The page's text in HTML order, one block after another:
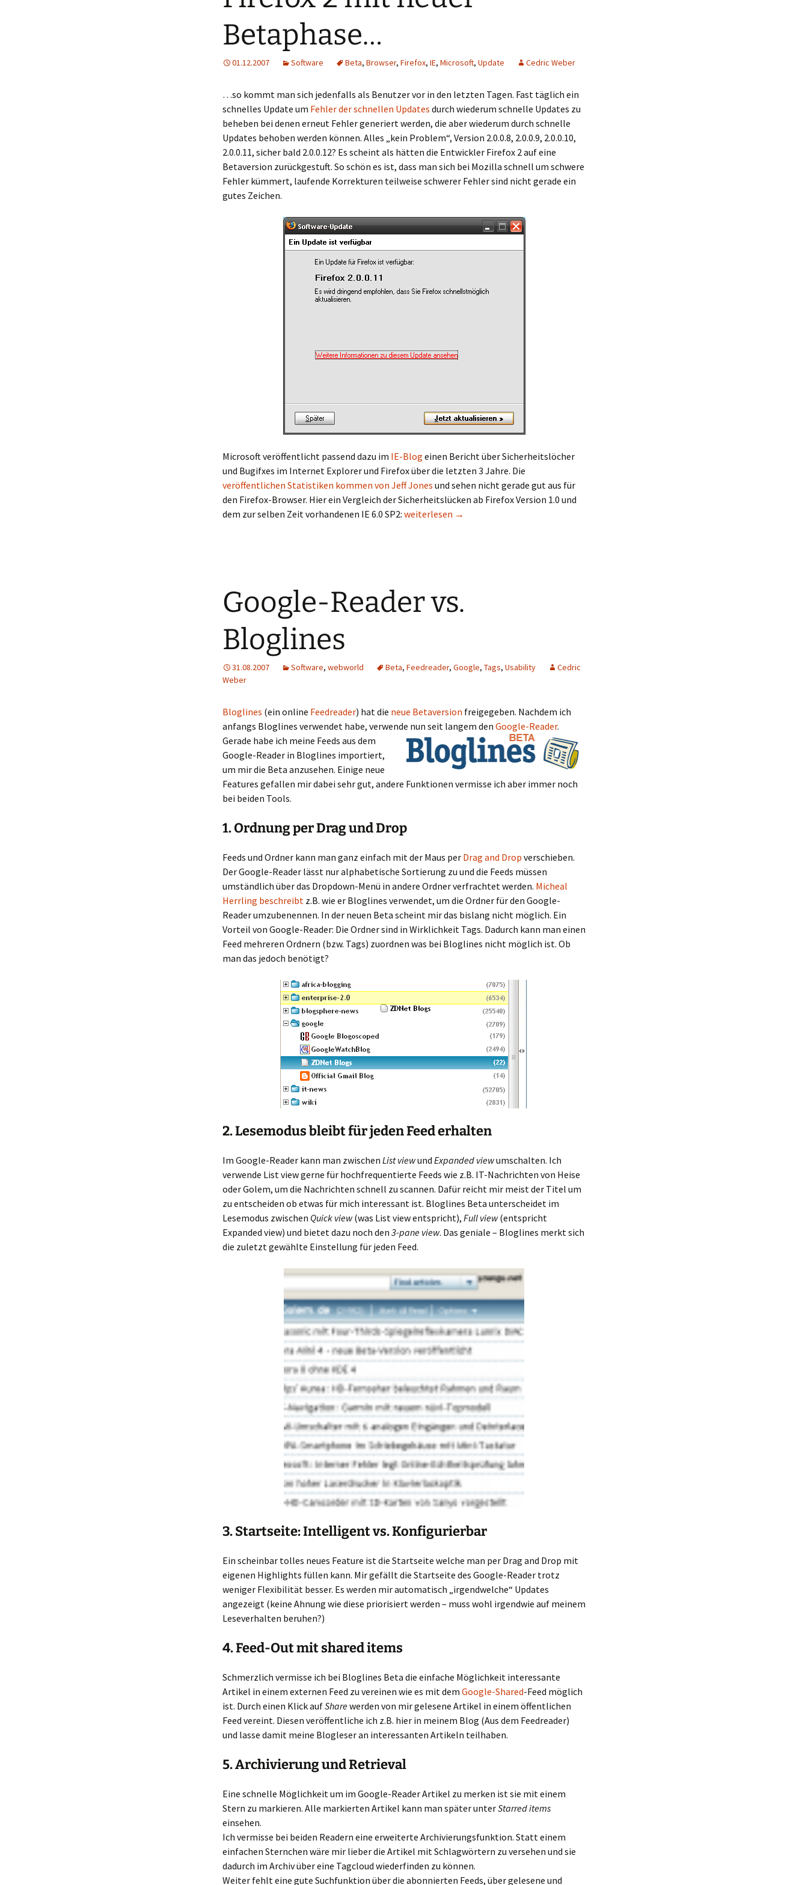
Betaphase…
01.12.2007 Software Beta, Browser, Firefox, IE, Microsoft, Update Cedric Weber
…so kommt man sich jedenfalls als Benutzer vor in den letzten Tagen. Fast täglich ein
schnelles Update um Fehler der schnellen Updates durch wiederum schnelle Updates zu
beheben bei denen erneut Fehler generiert werden, die aber wiederum durch schnelle
Updates behoben werden können. Alles „kein Problem“, Version 2.0.0.8, 2.0.0.9, 2.0.0.10,
2.0.0.11, sicher bald 2.0.0.12? Es scheint als hätten die Entwickler Firefox 2 auf eine
Betaversion zurückgestuft. So schön es ist, dass man sich bei Mozilla schnell um schwere
Fehler kümmert, laufende Korrekturen teilweise schwerer Fehler sind nicht gerade ein
gutes Zeichen.
Microsoft veröffentlicht passend dazu im IE-Blog einen Bericht über Sicherheitslöcher
und Bugifxes im Internet Explorer und Firefox über die letzten 3 Jahre. Die
veröffentlichen Statistiken kommen von Jeff Jones und sehen nicht gerade gut aus für
den Firefox-Browser. Hier ein Vergleich der Sicherheitslücken ab Firefox Version 1.0 und
dem zur selben Zeit vorhandenen IE 6.0 SP2: Firefox 2 mit neuer Betaphase…
weiterlesen →
Google-Reader vs.
Bloglines
31.08.2007 Software, webworld Beta, Feedreader, Google, Tags, Usability
Cedric
Weber
Bloglines (ein online Feedreader) hat die neue Betaversion freigegeben. Nachdem ich
anfangs Bloglines verwendet habe, verwende nun seit langem den Google-Reader.
Gerade habe ich meine Feeds aus dem
Google-Reader in Bloglines importiert,
um mir die Beta anzusehen. Einige neue
Features gefallen mir dabei sehr gut, andere Funktionen vermisse ich aber immer noch
bei beiden Tools.
1. Ordnung per Drag und Drop
Feeds und Ordner kann man ganz einfach mit der Maus per Drag and Drop verschieben.
Der Google-Reader lässt nur alphabetische Sortierung zu und die Feeds müssen
umständlich über das Dropdown-Menü in andere Ordner verfrachtet werden. Micheal
Herrling beschreibt z.B. wie er Bloglines verwendet, um die Ordner für den Google-
Reader umzubenennen. In der neuen Beta scheint mir das bislang nicht möglich. Ein
Vorteil von Google-Reader: Die Ordner sind in Wirklichkeit Tags. Dadurch kann man einen
Feed mehreren Ordnern (bzw. Tags) zuordnen was bei Bloglines nicht möglich ist. Ob
man das jedoch benötigt?
2. Lesemodus bleibt für jeden Feed erhalten
Im Google-Reader kann man zwischen List viewund Expanded viewumschalten. Ich
verwende List view gerne für hochfrequentierte Feeds wie z.B. IT-Nachrichten von Heise
oder Golem, um die Nachrichten schnell zu scannen. Dafür reicht mir meist der Titel um
zu entscheiden ob etwas für mich interessant ist. Bloglines Beta unterscheidet im
Lesemodus zwischen Quick view(was List view entspricht), Full view(entspricht
Expanded view) und bietet dazu noch den 3-pane view. Das geniale – Bloglines merkt sich
die zuletzt gewählte Einstellung für jeden Feed.
3. Startseite: Intelligent vs. Konfigurierbar
Ein scheinbar tolles neues Feature ist die Startseite welche man per Drag and Drop mit
eigenen Highlights füllen kann. Mir gefällt die Startseite des Google-Reader trotz
weniger Flexibilität besser. Es werden mir automatisch „irgendwelche“ Updates
angezeigt (keine Ahnung wie diese priorisiert werden – muss wohl irgendwie auf meinem
Leseverhalten beruhen?)
4. Feed-Out mit shared items
Schmerzlich vermisse ich bei Bloglines Beta die einfache Möglichkeit interessante
Artikel in einem externen Feed zu vereinen wie es mit dem Google-Shared-Feed möglich
ist. Durch einen Klick aufSharewerden von mir gelesene Artikel in einem öffentlichen
Feed vereint. Diesen veröffentliche ich z.B. hier in meinem Blog (Aus dem Feedreader)
und lasse damit meine Blogleser an interessanten Artikeln teilhaben.
5. Archivierung und Retrieval
Eine schnelle Möglichkeit um im Google-Reader Artikel zu merken ist sie mit einem
Stern zu markieren. Alle markierten Artikel kann man später unterStarred items
einsehen.
Ich vermisse bei beiden Readern eine erweiterte Archivierungsfunktion. Statt einem
einfachen Sternchen wäre mir lieber die Artikel mit Schlagwörtern zu versehen und sie
dadurch im Archiv über eine Tagcloud wiederfinden zu können.
Weiter fehlt eine gute Suchfunktion über die abonnierten Feeds, über gelesene und